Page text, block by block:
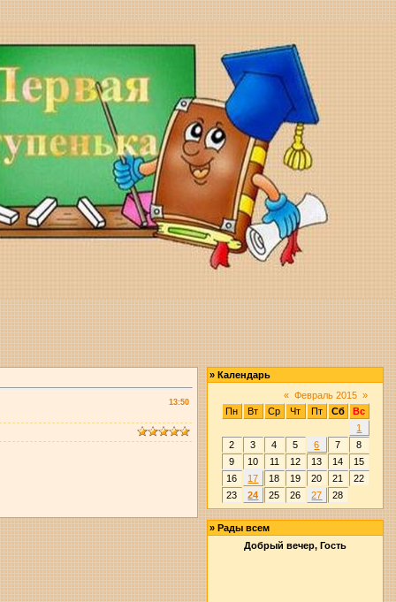
13:50
»Календарь
« Февраль 2015 »
Пн
Вт Ср Чт Пт Сб
Вс
1
2
3 4 5 6 7
8
9
10 11 12 13 14
15
16
17 18 19 20 21
22
23
24 25 26 27 28
»Рады всем
Добрый вечер, Гость